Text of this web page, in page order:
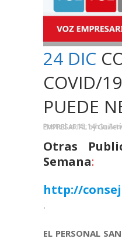
24 DIC
COVID/
PUEDE
Posted at 15:14hin
VOZ EMPRESARIALby
Otras
Semana:
http://
.
EL PERSONAL